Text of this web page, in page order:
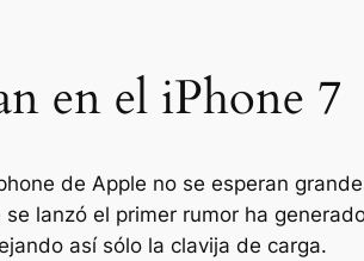
en el iPhone 7
de Apple no se esperan
lanzó el primer rumor ha
así sólo la clavija de carga.